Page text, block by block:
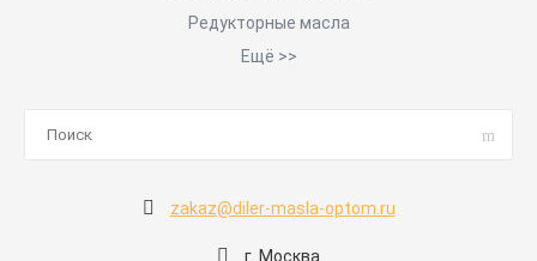
Редукторные масла
Ещё >>
zakaz@diler-masla-optom.ru
г. Москва